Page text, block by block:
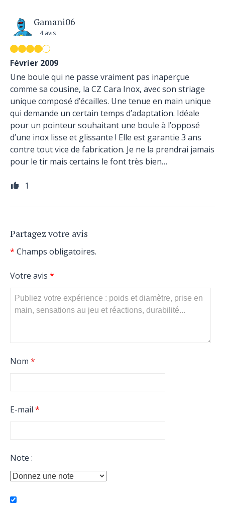
Gamani06
4 avis
Février 2009
Une boule qui ne passe vraiment pas inaperçue
comme sa cousine, la CZ Cara Inox, avec son striage
unique composé d’écailles. Une tenue en main unique
qui demande un certain temps d’adaptation. Idéale
pour un pointeur souhaitant une boule à l’opposé
d’une inox lisse et glissante ! Elle est garantie 3 ans
contre tout vice de fabrication. Je ne la prendrai jamais
pour le tir mais certains le font très bien…
1
Partagez votre avis
* Champs obligatoires.
Votre avis *
Nom *
E-mail *
Note :